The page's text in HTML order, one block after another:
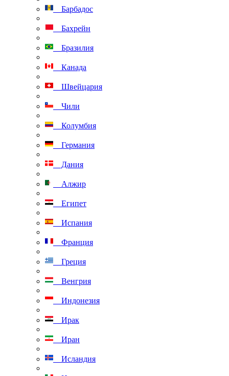
Барбадос
Бахрейн
Бразилия
Канада
Швейцария
Чили
Колумбия
Германия
Дания
Алжир
Египет
Испания
Франция
Греция
Венгрия
Индонезия
Ирак
Иран
Исландия